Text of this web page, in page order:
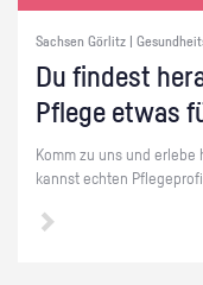
Sachsen Görlitz |
Du fin­dest
Pfle­ge etwas
Komm zu uns und
kannst ech­ten